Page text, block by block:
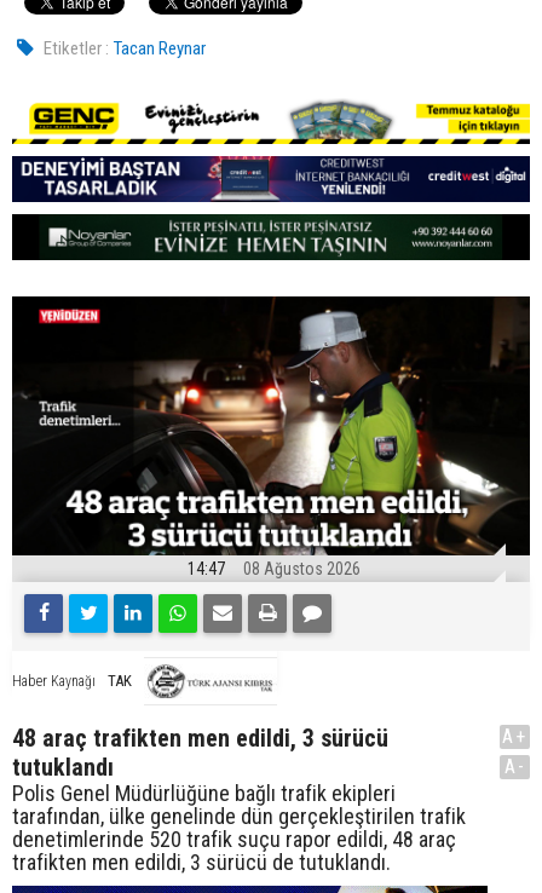
Etiketler : Tacan Reynar
14:47 08 Ağustos 2026
Haber Kaynağı TAK
48 araç trafikten men edildi, 3 sürücü
tutuklandı
Polis Genel Müdürlüğüne bağlı trafik ekipleri
tarafından, ülke genelinde dün gerçekleştirilen trafik
denetimlerinde 520 trafik suçu rapor edildi, 48 araç
trafikten men edildi, 3 sürücü de tutuklandı.
A+
A-